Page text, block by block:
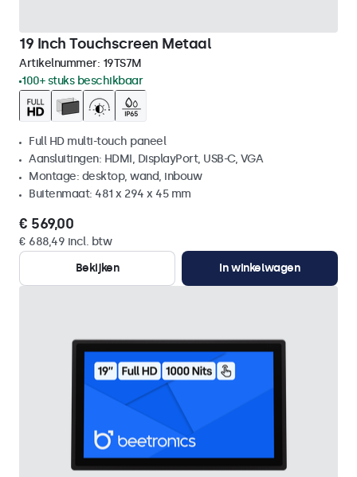
19 Inch Touchscreen Metaal
Artikelnummer: 19TS7M
100+ stuks beschikbaar
Full HD multi-touch paneel
Aansluitingen: HDMI, DisplayPort, USB-C, VGA
Montage: desktop, wand, inbouw
Buitenmaat: 481 x 294 x 45 mm
€ 569,00
€ 688,49 incl. btw
Bekijken
In winkelwagen